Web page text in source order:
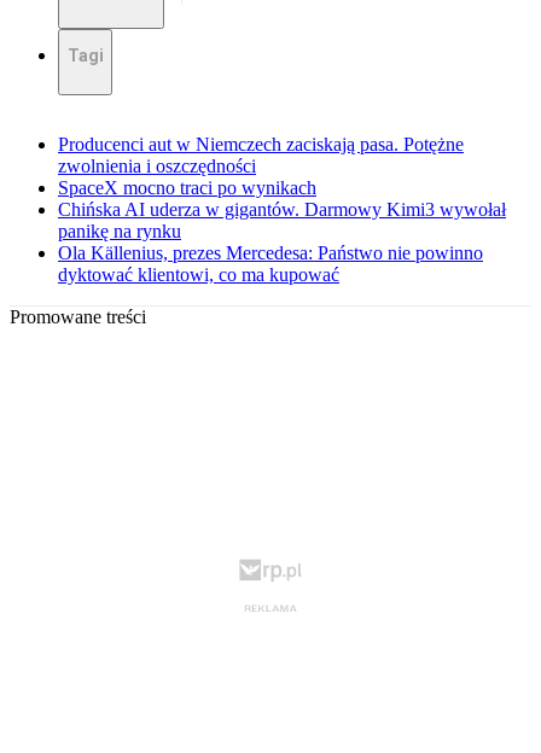
Tagi
Producenci aut w Niemczech zaciskają pasa. Potężne
zwolnienia i oszczędności
SpaceX mocno traci po wynikach
Chińska AI uderza w gigantów. Darmowy Kimi3 wywołał
panikę na rynku
Ola Källenius, prezes Mercedesa: Państwo nie powinno
dyktować klientowi, co ma kupować
Promowane treści